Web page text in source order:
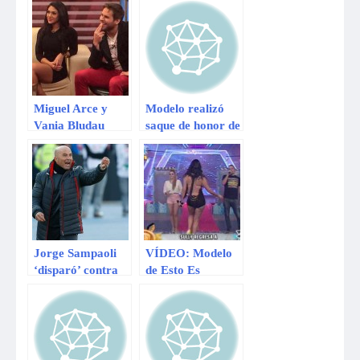
Miguel Arce y
Vania Bludau
llegan a la TV
chilena
Modelo realizó
saque de honor de
béisbol totalmente
borracha
Jorge Sampaoli
‘disparó’ contra
y los catalogó de
espías
VÍDEO: Modelo
de Esto Es
sensual pero se
resbala en vivo